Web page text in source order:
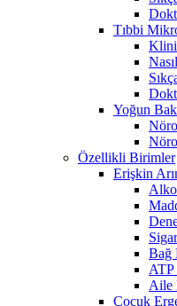
Tıbbi
Yoğun
Özellikli Birimler
Erişkin
Bağ
ATP
Aile
Çocuk